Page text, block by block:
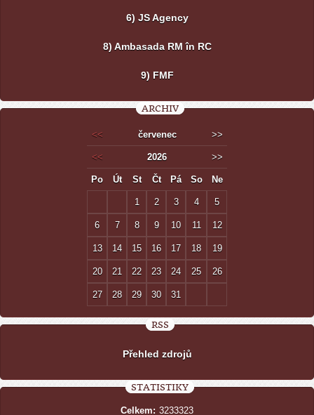
6) JS Agency
8) Ambasada RM în RC
9) FMF
ARCHIV
<< červenec >>
<< 2026 >>
Po Út St Čt Pá So Ne
1 2 3 4 5
6 7 8 9 10 11 12
13 14 15 16 17 18 19
20 21 22 23 24 25 26
27 28 29 30 31
RSS
Přehled zdrojů
STATISTIKY
Celkem: 3233323